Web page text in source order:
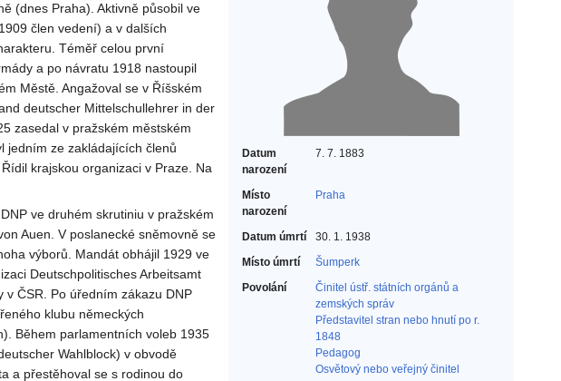
Datum
narození
7. 7. 1883
Místo
narození
Praha
Datum úmrtí
30. 1. 1938
Místo úmrtí
Šumperk
Povolání
Činitel ústř. státních orgánů a
zemských správ‎
Představitel stran nebo hnutí po r.
1848‎
Pedagog‎
Osvětový nebo veřejný činitel‎
(dnes Praha). Aktivně působil ve
člen vedení) a v dalších
Téměř celou první
a po návratu 1918 nastoupil
Městě. Angažoval se v Říšském
deutscher Mittelschullehrer in der
zasedal v pražském městském
jedním ze zakládajících členů
krajskou organizaci v Praze. Na
ve druhém skrutiniu v pražském
Auen. V poslanecké sněmovně se
výborů. Mandát obhájil 1929 ve
Deutschpolitisches Arbeitsamt
ČSR. Po úředním zákazu DNP
klubu německých
Během parlamentních voleb 1935
Wahlblock) v obvodě
a přestěhoval se s rodinou do